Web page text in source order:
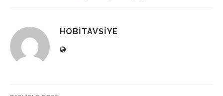
HOBITAVSIYE